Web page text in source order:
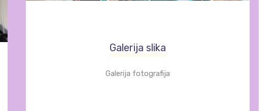
Galerija slika
Galerija fotografija